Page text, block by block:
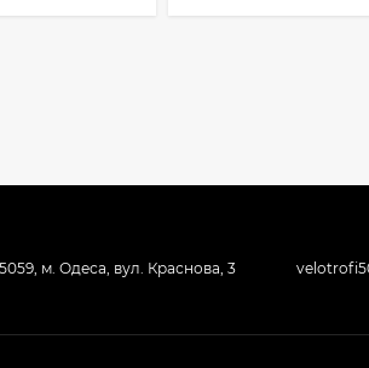
м. Одеса, вул. Краснова, 3